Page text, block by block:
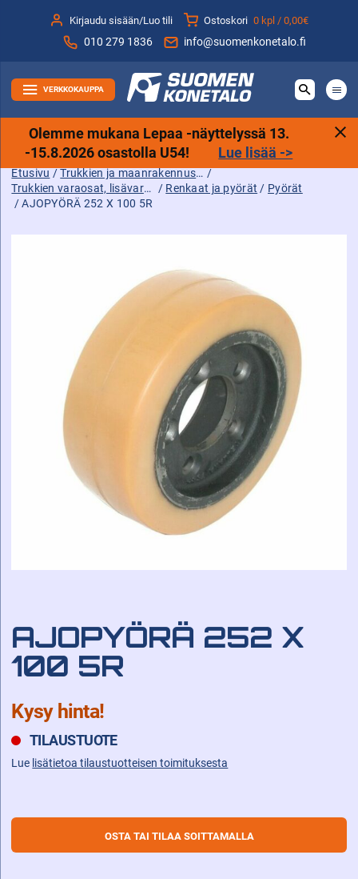
sisältöön
Kirjaudu sisään/Luo tili Ostoskori 0 kpl /0,00€
010 279 1836 info@suomenkonetalo.fi
VERKKOKAUPPA
Olemme mukana Lepaa -näyttelyssä 13.
-15.8.2026 osastolla U54! Lue lisää ->
Etusivu / Trukkien ja maanrakennuskoneiden tarvikkeet sekä varaosat ja lisävarusteet /
Trukkien varaosat, lisävarusteet ja tarvikkeet / Renkaat ja pyörät / Pyörät
/ AJOPYÖRÄ 252 X 100 5R
AJOPYÖRÄ 252 X
100 5R
Kysy hinta!
TILAUSTUOTE
Lue lisätietoa tilaustuotteisen toimituksesta
OSTA TAI TILAA SOITTAMALLA